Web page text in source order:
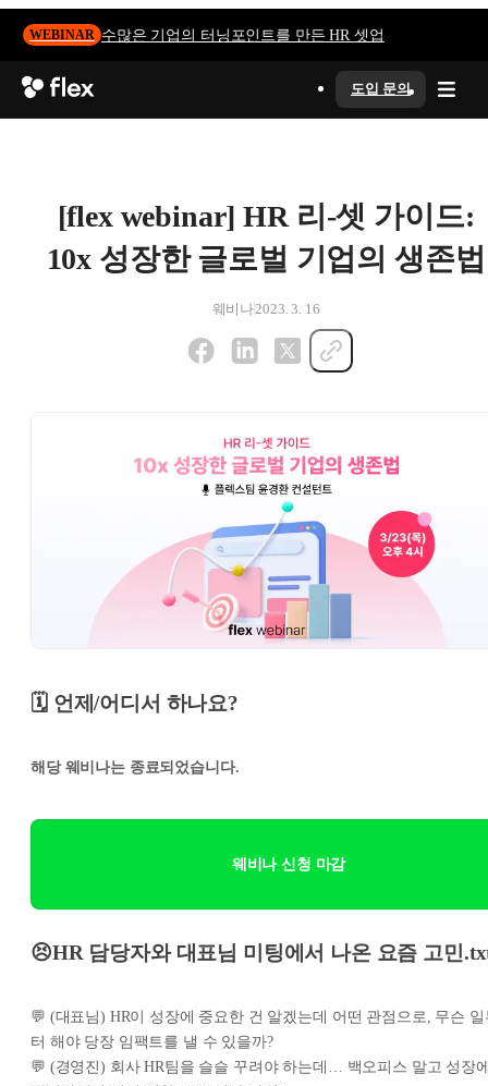
WEBINAR 수많은 기업의 터닝포인트를 만든 HR 셋업
도입 문의
[flex webinar] HR 리-셋 가이드:
10x 성장한 글로벌 기업의 생존법
웨비나2023. 3. 16
🗓️ 언제/어디서 하나요?
해당 웨비나는 종료되었습니다.
웨비나 신청 마감
😣HR 담당자와 대표님 미팅에서 나온 요즘 고민
💬 (대표님) HR이 성장에 중요한 건 알겠는데 어떤 관점으로, 무슨 일
터 해야 당장 임팩트를 낼 수 있을까?
💬 (경영진) 회사 HR팀을 슬슬 꾸려야 하는데… 백오피스 말고 성장